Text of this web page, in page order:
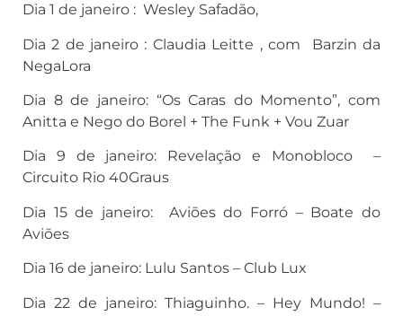
Dia 1 de janeiro : Wesley Safadão,
Dia 2 de janeiro : Claudia Leitte , com Barzin da
NegaLora
Dia 8 de janeiro: “Os Caras do Momento”, com
Anitta e Nego do Borel + The Funk + Vou Zuar
Dia 9 de janeiro: Revelação e Monobloco –
Circuito Rio 40Graus
Dia 15 de janeiro: Aviões do Forró – Boate do
Aviões
Dia 16 de janeiro: Lulu Santos – Club Lux
Dia 22 de janeiro: Thiaguinho. – Hey Mundo! –